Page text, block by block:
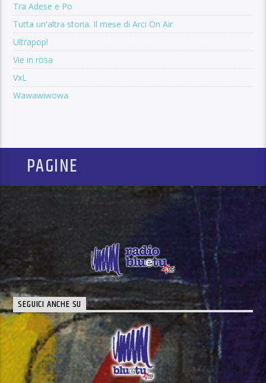
Tra Adese e Po
Tutta un'altra storia. Il mese di Arci On Air
Ultrapop!
Vie in rosa
VxL
Wawawiwowa
PAGINE
SEGUICI ANCHE SU